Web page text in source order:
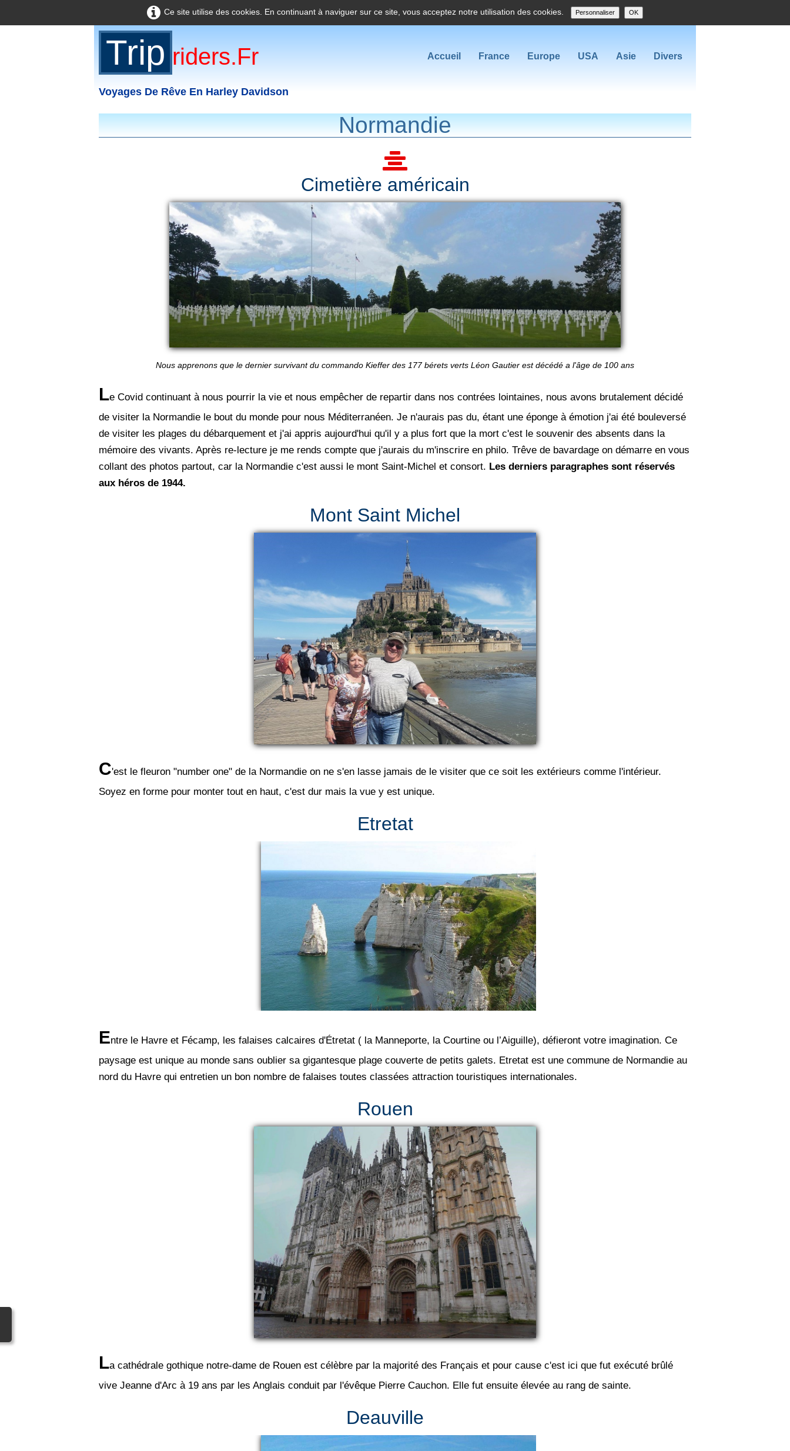
Ce site utilise des cookies. En continuant à naviguer sur ce site, vous acceptez notre utilisation des cookies. Personnaliser OK
Trip Riders.fr
Voyages De Rêve En Harley Davidson
Accueil France Europe USA Asie Divers
Normandie
Cimetière américain
Nous apprenons que le dernier survivant du commando Kieffer des 177 bérets verts Léon Gautier est décédé a l'âge de 100 ans
Le Covid continuant à nous pourrir la vie et nous empêcher de repartir dans nos contrées lointaines, nous avons brutalement décidé
de visiter la Normandie le bout du monde pour nous Méditerranéen. Je n'aurais pas du, étant une éponge à émotion j'ai été bouleversé
de visiter les plages du débarquement et j'ai appris aujourd'hui qu'il y a plus fort que la mort c'est le souvenir des absents dans la
mémoire des vivants. Après re-lecture je me rends compte que j'aurais du m'inscrire en philo. Trêve de bavardage on démarre en vous
collant des photos partout, car la Normandie c'est aussi le mont Saint-Michel et consort. Les derniers paragraphes sont réservés
aux héros de 1944.
Mont Saint Michel
C'est le fleuron "number one" de la Normandie on ne s'en lasse jamais de le visiter que ce soit les extérieurs comme l'intérieur.
Soyez en forme pour monter tout en haut, c'est dur mais la vue y est unique.
Etretat
Entre le Havre et Fécamp, les falaises calcaires d'Étretat ( la Manneporte, la Courtine ou l’Aiguille), défieront votre imagination. Ce
paysage est unique au monde sans oublier sa gigantesque plage couverte de petits galets. Etretat est une commune de Normandie au
nord du Havre qui entretien un bon nombre de falaises toutes classées attraction touristiques internationales.
Rouen
La cathédrale gothique notre-dame de Rouen est célèbre par la majorité des Français et pour cause c'est ici que fut exécuté brûlé
vive Jeanne d'Arc à 19 ans par les Anglais conduit par l'évêque Pierre Cauchon. Elle fut ensuite élevée au rang de sainte.
Deauville